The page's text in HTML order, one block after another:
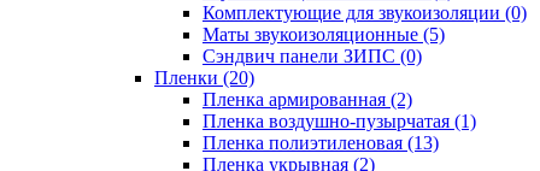
Комплектующие для звукоизоляции (0)
Маты звукоизоляционные (5)
Сэндвич панели ЗИПС (0)
Пленки (20)
Пленка армированная (2)
Пленка воздушно-пузырчатая (1)
Пленка полиэтиленовая (13)
Пленка укрывная (2)